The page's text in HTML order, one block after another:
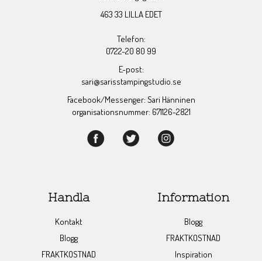
463 33 LILLA EDET
Telefon:
0722-20 80 99
E-post:
sari@sarisstampingstudio.se
Facebook/Messenger: Sari Hänninen
organisationsnummer: 671126-2821
Handla
Kontakt
Blogg
FRAKTKOSTNAD
Information
Blogg
FRAKTKOSTNAD
Inspiration